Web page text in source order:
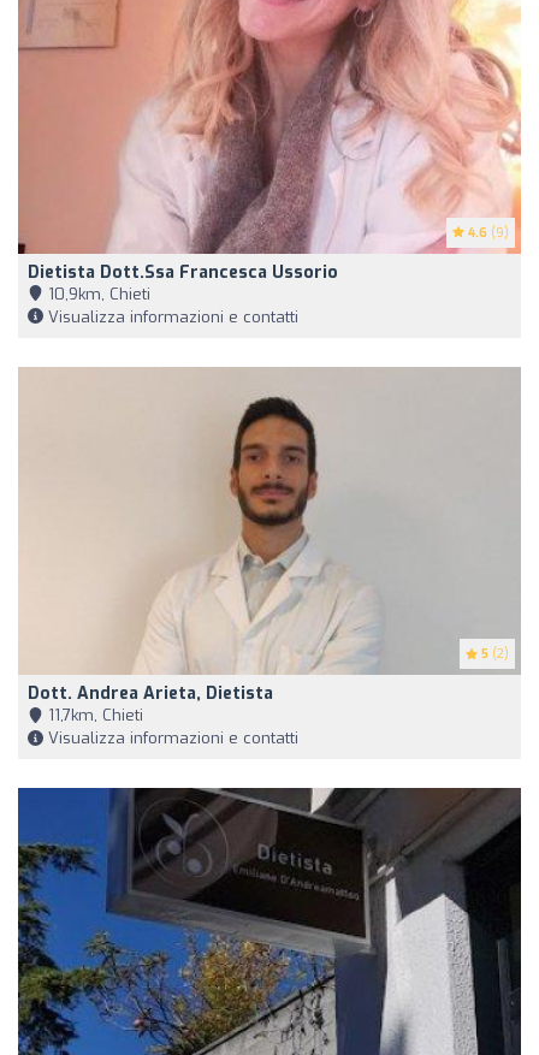
4.6 (9)
Dietista Dott.ssa Francesca Ussorio
10,9km, Chieti
Visualizza informazioni e contatti
5 (2)
Dott. Andrea Arieta, Dietista
11,7km, Chieti
Visualizza informazioni e contatti